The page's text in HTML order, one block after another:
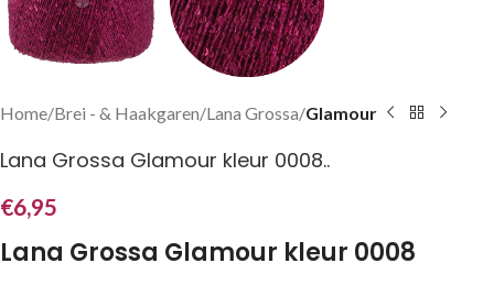
Home Brei - & Haakgaren Lana Grossa Glamour
Lana Grossa Glamour kleur 0008..
€6,95
Lana Grossa Glamour kleur 0008